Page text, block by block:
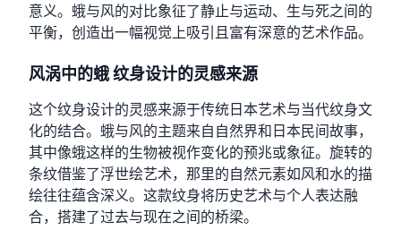
意义。蛾与风的对比象征了静止与运动、生与死之间的
平衡，创造出一幅视觉上吸引且富有深意的艺术作品。
风涡中的蛾 纹身设计的灵感来源
这个纹身设计的灵感来源于传统日本艺术与当代纹身文
化的结合。蛾与风的主题来自自然界和日本民间故事，
其中像蛾这样的生物被视作变化的预兆或象征。旋转的
条纹借鉴了浮世绘艺术，那里的自然元素如风和水的描
绘往往蕴含深义。这款纹身将历史艺术与个人表达融
合，搭建了过去与现在之间的桥梁。